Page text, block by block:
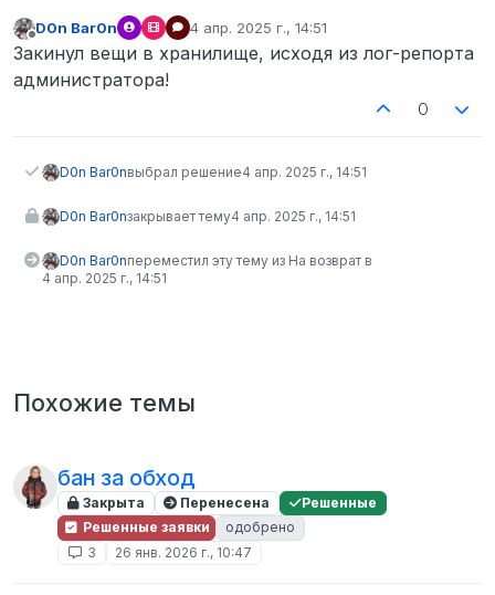
Не в сети
D0n Bar0n 4 апр. 2025 г., 14:51
отредактировано
Закинул вещи в хранилище, исходя из лог-репорта
администратора!
0
D0n Bar0nвыбрал решение4 апр. 2025 г., 14:51
D0n Bar0nзакрывает тему4 апр. 2025 г., 14:51
D0n Bar0nпереместил эту тему из На возврат в
4 апр. 2025 г., 14:51
Похожие темы
бан за обход
Закрыта Перенесена
Решенные
Решенные заявки
одобрено
3
26 янв. 2026 г., 10:47